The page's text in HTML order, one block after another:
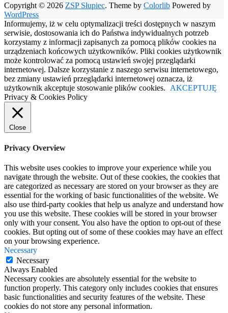
Copyright © 2026 ZSP Słupiec. Theme by Colorlib Powered by
WordPress
Informujemy, iż w celu optymalizacji treści dostępnych w naszym
serwisie, dostosowania ich do Państwa indywidualnych potrzeb
korzystamy z informacji zapisanych za pomocą plików cookies na
urządzeniach końcowych użytkowników. Pliki cookies użytkownik
może kontrolować za pomocą ustawień swojej przeglądarki
internetowej. Dalsze korzystanie z naszego serwisu internetowego,
bez zmiany ustawień przeglądarki internetowej oznacza, iż
użytkownik akceptuje stosowanie plików cookies.
AKCEPTUJĘ
Privacy & Cookies Policy
Close
Privacy Overview
This website uses cookies to improve your experience while you
navigate through the website. Out of these cookies, the cookies that
are categorized as necessary are stored on your browser as they are
essential for the working of basic functionalities of the website. We
also use third-party cookies that help us analyze and understand how
you use this website. These cookies will be stored in your browser
only with your consent. You also have the option to opt-out of these
cookies. But opting out of some of these cookies may have an effect
on your browsing experience.
Necessary
Necessary
Always Enabled
Necessary cookies are absolutely essential for the website to
function properly. This category only includes cookies that ensures
basic functionalities and security features of the website. These
cookies do not store any personal information.